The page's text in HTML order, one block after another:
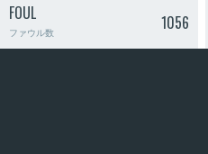
FOUL
ファウル数 1056